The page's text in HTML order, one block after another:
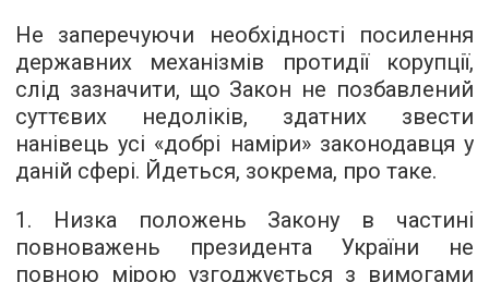
Не заперечуючи необхідності посилення
державних механізмів протидії корупції,
cлід зазначити, що Закон не позбавлений
суттєвих недоліків, здатних звести
нанівець усі «добрі наміри» законодавця у
даній сфері. Йдеться, зокрема, про таке.
1. Низка положень Закону в частині
повноважень президента України не
повною мірою узгоджується з вимогами